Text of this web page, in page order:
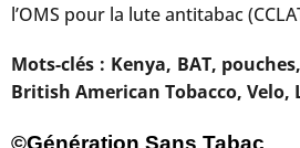
l’OMS pour la lute antitabac
Mots-clés : Kenya, BAT,
British American Tobacco, Velo,
©Génération Sans Tabac